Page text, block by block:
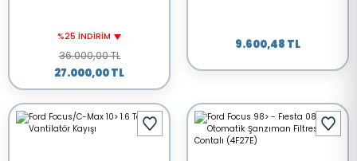
%25 İNDİRİM
36.000,00 TL
27.000,00 TL
9.600,48 TL